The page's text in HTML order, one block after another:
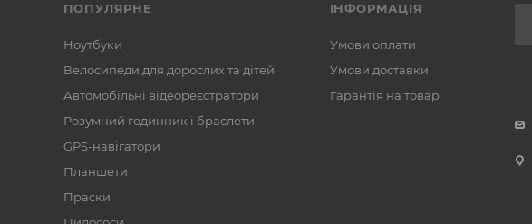
ПОПУЛЯРНЕ
Ноутбуки
Велосипеди для дорослих та дітей
Автомобільні відеореєстратори
Розумний годинник і браслети
GPS-навігатори
Планшети
Праски
ІНФОРМАЦІЯ
Умови оплати
Умови доставки
Гарантія на товар